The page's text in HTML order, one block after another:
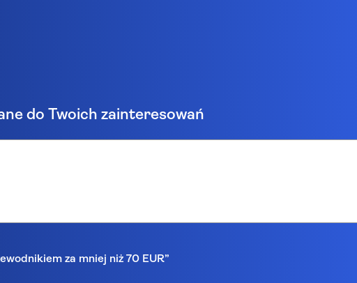
do Twoich zainteresowań
za mniej niż 70 EUR”